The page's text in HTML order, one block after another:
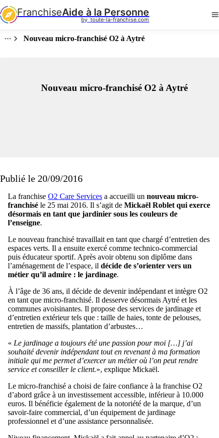
FranchiseAide à la Personne
by  toute-la-franchise.com
Nouveau micro-franchisé O2 à Aytré
Nouveau micro-franchisé O2 à Aytré
Publié le 20/09/2016
La franchise O2 Care Services a accueilli un nouveau micro-
franchisé le 25 mai 2016. Il s’agit de Mickaël Roblet qui exerce
désormais en tant que jardinier sous les couleurs de
l’enseigne.
Le nouveau franchisé travaillait en tant que chargé d’entretien des
espaces verts. Il a ensuite exercé comme technico-commercial
puis éducateur sportif. Après avoir obtenu son diplôme dans
l’aménagement de l’espace, il décide de s’orienter vers un
métier qu’il admire : le jardinage.
À l’âge de 36 ans, il décide de devenir indépendant et intègre O2
en tant que micro-franchisé. Il desserve désormais Aytré et les
communes avoisinantes. Il propose des services de jardinage et
d’entretien extérieur tels que : taille de haies, tonte de pelouses,
entretien de massifs, plantation d’arbustes…
« Le jardinage a toujours été une passion pour moi […] j’ai
souhaité devenir indépendant tout en revenant à ma formation
initiale qui me permet d’exercer un métier où l’on peut rendre
service et conseiller le client.», explique Mickaël.
Le micro-franchisé a choisi de faire confiance à la franchise O2
d’abord grâce à un investissement accessible, inférieur à 10.000
euros. Il bénéficie également de la notoriété de la marque, d’un
savoir-faire commercial, d’un équipement de jardinage
professionnel et d’une assistance personnalisée.